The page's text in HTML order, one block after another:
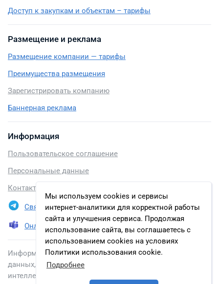
Мы используем cookies и сервисы
интернет-аналитики для корректной работы
сайта и улучшения сервиса. Продолжая
использование сайта, вы соглашаетесь с
использованием cookies на условиях
Политики использования cookie.
Подробнее
Доступ к закупкам и объектам – тарифы
Размещение и реклама
Размещение компании — тарифы
Преимущества размещения
Зарегистрировать компанию
Баннерная реклама
Информация
Пользовательское соглашение
Персональные данные
Контакты
Связаться в Telegram
Онлайн презентация
Информация, размещенная на сайте, включена в базу
данных, зарегистрированную в Федеральной службе по
интеллектуальной собственности.